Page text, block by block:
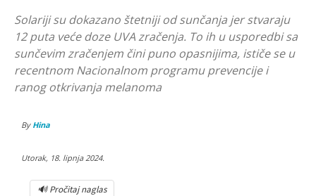
Solariji su dokazano štetniji od sunčanja jer stvaraju
12 puta veće doze UVA zračenja. To ih u usporedbi sa
sunčevim zračenjem čini puno opasnijima, ističe se u
recentnom Nacionalnom programu prevencije i
ranog otkrivanja melanoma
By Hina
Utorak, 18. lipnja 2024.
🔊 Pročitaj naglas